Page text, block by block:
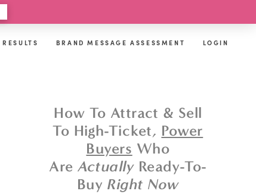
RESULTS BRAND MESSAGE ASSESSMENT LOGIN
How To Attract & Sell
To High-Ticket, Power
Buyers Who
Are ActuallyReady-To-
Buy Right Now